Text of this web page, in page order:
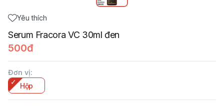
Yêu thích
Serum Fracora VC 30ml đen
500đ
Đơn vị:
Hộp